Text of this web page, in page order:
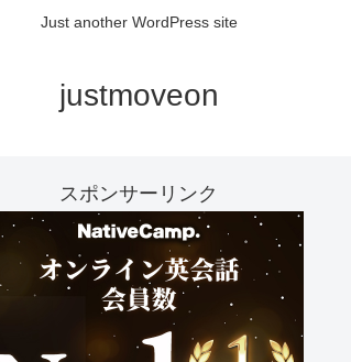
Just another WordPress site
justmoveon
スポンサーリンク